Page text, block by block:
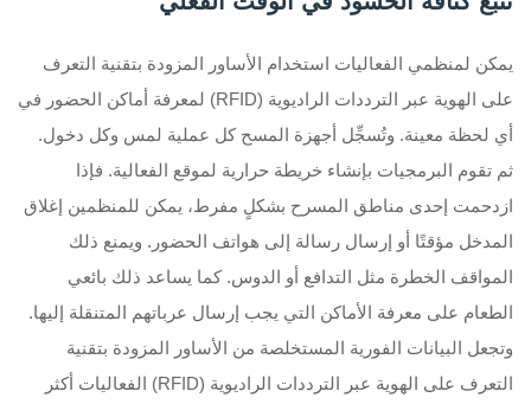
يمكن لمنظمي الفعاليات استخدام الأساور المزودة بتقنية التعرف
على الهوية عبر الترددات الراديوية (RFID) لمعرفة أماكن الحضور في
أي لحظة معينة. وتُسجِّل أجهزة المسح كل عملية لمس وكل دخول.
ثم تقوم البرمجيات بإنشاء خريطة حرارية لموقع الفعالية. فإذا
ازدحمت إحدى مناطق المسرح بشكلٍ مفرط، يمكن للمنظمين إغلاق
المدخل مؤقتًا أو إرسال رسالة إلى هواتف الحضور. ويمنع ذلك
المواقف الخطرة مثل التدافع أو الدوس. كما يساعد ذلك بائعي
الطعام على معرفة الأماكن التي يجب إرسال عرباتهم المتنقلة إليها.
وتجعل البيانات الفورية المستخلصة من الأساور المزودة بتقنية
التعرف على الهوية عبر الترددات الراديوية (RFID) الفعاليات أكثر